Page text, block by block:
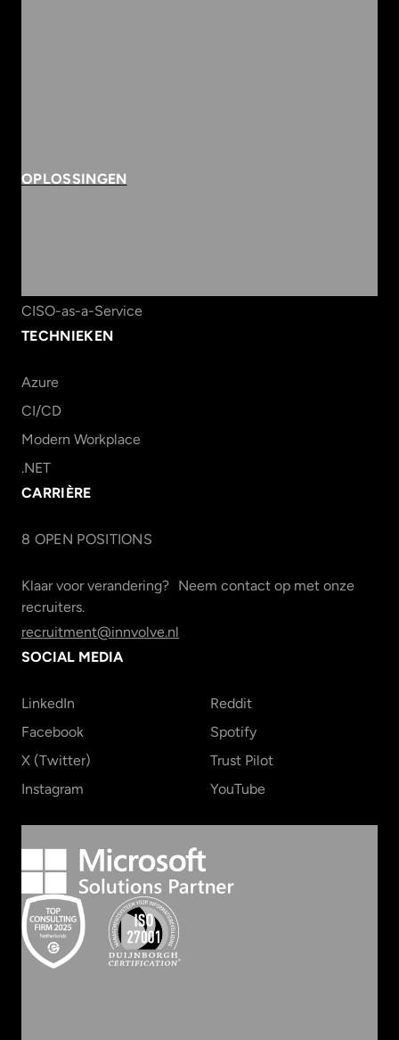
OPLOSSINGEN
CISO-as-a-Service
TECHNIEKEN
Azure
CI/CD
Modern Workplace
.NET
CARRIÈRE
8 OPEN POSITIONS
Klaar voor verandering? Neem contact op met onze
recruiters.
recruitment@innvolve.nl
SOCIAL MEDIA
LinkedIn
Facebook
X (Twitter)
Instagram
Reddit
Spotify
Trust Pilot
YouTube